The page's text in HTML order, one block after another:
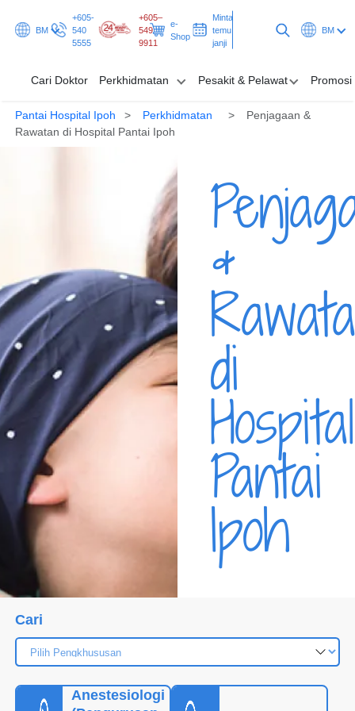
BM
+605-
540
5555
+605–
549
9911
e-
Shop
Minta
temu
janji
BM
Cari Doktor Perkhidmatan Pesakit & Pelawat
Cari Doktor
Hab & Kesihatan
Minta temu janji
Pantai Hospital Ipoh Perkhidmatan
Penjagaan &
Rawatan di Hospital Pantai Ipoh
&
di
Hospital
Pantai
Ipoh
Cari
Anestesiologi